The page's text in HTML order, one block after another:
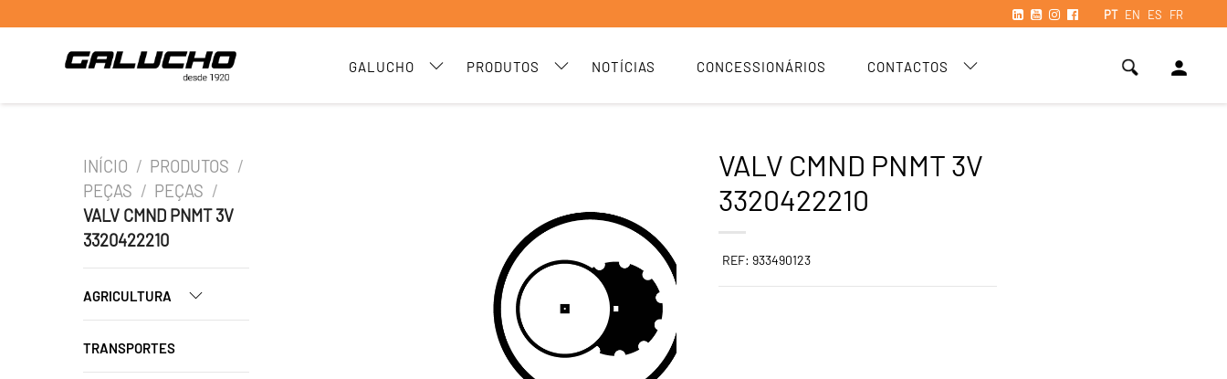
PT EN ES FR
GALUCHO PRODUTOS NOTÍCIAS CONCESSIONÁRIOS CONTACTOS person
INÍCIO / PRODUTOS /
PEÇAS / PEÇAS /
VALV CMND PNMT 3V
3320422210
AGRICULTURA
TRANSPORTES
VALV CMND PNMT 3V
3320422210
REF: 933490123